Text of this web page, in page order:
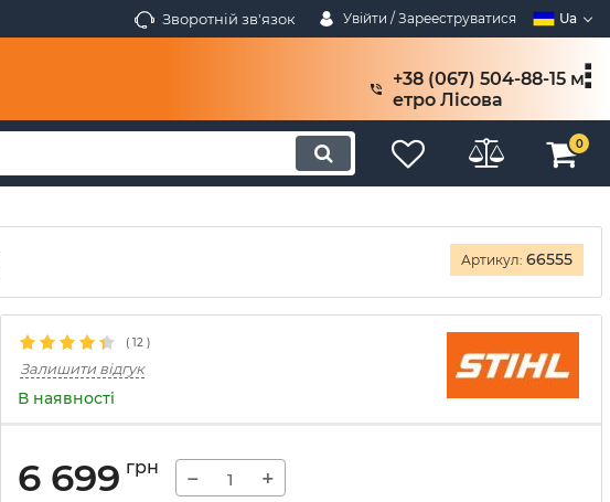
Зворотній зв'язок Увійти / Зарееструватися Ua
+38 (067) 504-88-15 м
етро Лісова
0
Артикул: 66555
( 12 )
Залишити відгук
В наявності
6 699 грн − +